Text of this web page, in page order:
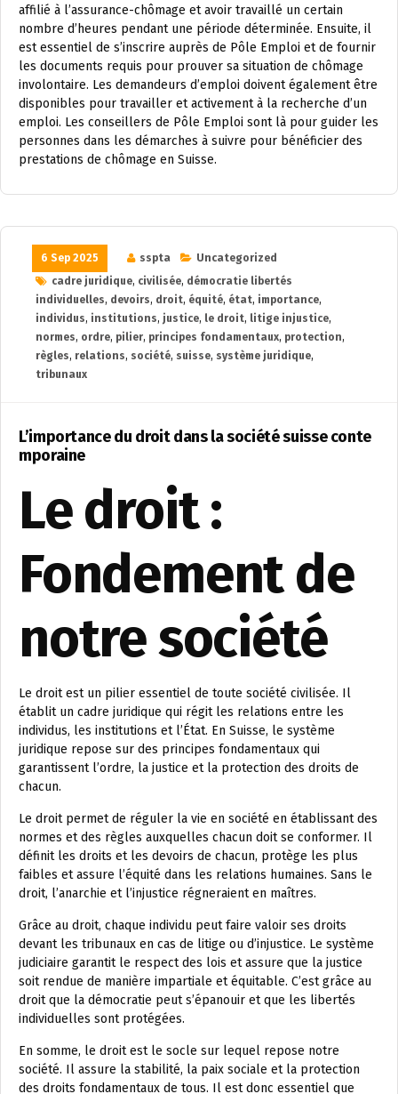
affilié à l’assurance-chômage et avoir travaillé un certain
nombre d’heures pendant une période déterminée. Ensuite, il
est essentiel de s’inscrire auprès de Pôle Emploi et de fournir
les documents requis pour prouver sa situation de chômage
involontaire. Les demandeurs d’emploi doivent également être
disponibles pour travailler et activement à la recherche d’un
emploi. Les conseillers de Pôle Emploi sont là pour guider les
personnes dans les démarches à suivre pour bénéficier des
prestations de chômage en Suisse.
6 Sep 2025 sspta
Uncategorized
cadre juridique, civilisée, démocratie libertés
individuelles, devoirs, droit, équité, état, importance,
individus, institutions, justice, le droit, litige injustice,
normes, ordre, pilier, principes fondamentaux, protection,
règles, relations, société, suisse, système juridique,
tribunaux
L’importance du droit dans la société suisse conte
mporaine
Le droit :
Fondement de
notre société
Le droit est un pilier essentiel de toute société civilisée. Il
établit un cadre juridique qui régit les relations entre les
individus, les institutions et l’État. En Suisse, le système
juridique repose sur des principes fondamentaux qui
garantissent l’ordre, la justice et la protection des droits de
chacun.
Le droit permet de réguler la vie en société en établissant des
normes et des règles auxquelles chacun doit se conformer. Il
définit les droits et les devoirs de chacun, protège les plus
faibles et assure l’équité dans les relations humaines. Sans le
droit, l’anarchie et l’injustice régneraient en maîtres.
Grâce au droit, chaque individu peut faire valoir ses droits
devant les tribunaux en cas de litige ou d’injustice. Le système
judiciaire garantit le respect des lois et assure que la justice
soit rendue de manière impartiale et équitable. C’est grâce au
droit que la démocratie peut s’épanouir et que les libertés
individuelles sont protégées.
En somme, le droit est le socle sur lequel repose notre
société. Il assure la stabilité, la paix sociale et la protection
des droits fondamentaux de tous. Il est donc essentiel que